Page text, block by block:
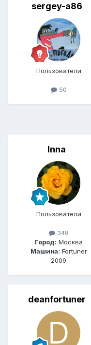
sergey-a86
Пользователи
50
Inna
Пользователи
348
Город: Москва
Машина: Fortuner
2009
deanfortuner